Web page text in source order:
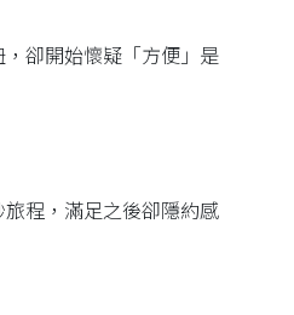
卻開始懷疑「方便」是
程，滿足之後卻隱約感